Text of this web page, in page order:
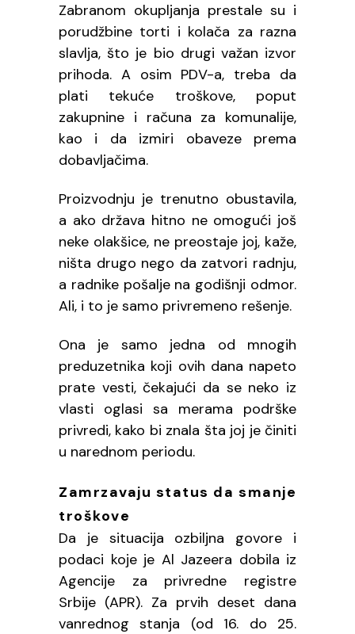
Zabranom okupljanja prestale su i
porudžbine torti i kolača za razna
slavlja, što je bio drugi važan izvor
prihoda. A osim PDV-a, treba da
plati tekuće troškove, poput
zakupnine i računa za komunalije,
kao i da izmiri obaveze prema
dobavljačima.
Proizvodnju je trenutno obustavila,
a ako država hitno ne omogući još
neke olakšice, ne preostaje joj, kaže,
ništa drugo nego da zatvori radnju,
a radnike pošalje na godišnji odmor.
Ali, i to je samo privremeno rešenje.
Ona je samo jedna od mnogih
preduzetnika koji ovih dana napeto
prate vesti, čekajući da se neko iz
vlasti oglasi sa merama podrške
privredi, kako bi znala šta joj je činiti
u narednom periodu.
Zamrzavaju status da smanje
troškove
Da je situacija ozbiljna govore i
podaci koje je Al Jazeera dobila iz
Agencije za privredne registre
Srbije (APR). Za prvih deset dana
vanrednog stanja (od 16. do 25.